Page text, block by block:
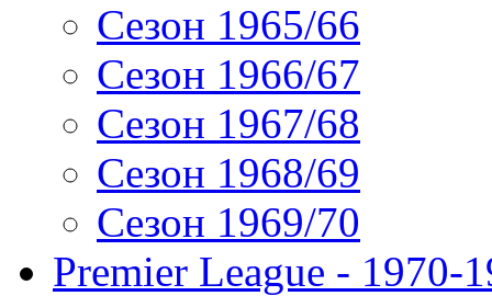
Сезон 1965/66
Сезон 1966/67
Сезон 1967/68
Сезон 1968/69
Сезон 1969/70
Premier League - 1970-